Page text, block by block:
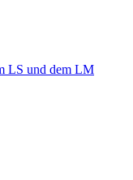
LS und dem LM